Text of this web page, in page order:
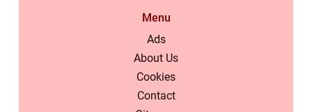
Menu
Ads
About Us
Cookies
Contact